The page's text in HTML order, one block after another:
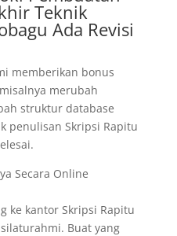
Teknik
Ada Revisi
memberikan bonus
merubah
struktur database
penulisan Skripsi Rapitu
Secara Online
ke kantor Skripsi Rapitu
Buat yang